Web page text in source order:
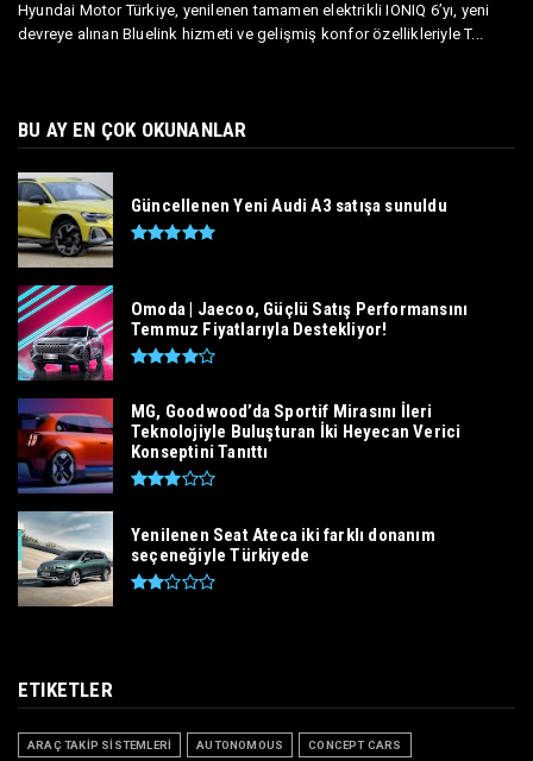
Hyundai Motor Türkiye, yenilenen tamamen elektrikli IONIQ 6’yı, yeni
devreye alınan Bluelink hizmeti ve gelişmiş konfor özellikleriyle T...
BU AY EN ÇOK OKUNANLAR
Güncellenen Yeni Audi A3 satışa sunuldu
Omoda | Jaecoo, Güçlü Satış Performansını
Temmuz Fiyatlarıyla Destekliyor!
MG, Goodwood’da Sportif Mirasını İleri
Teknolojiyle Buluşturan İki Heyecan Verici
Konseptini Tanıttı
Yenilenen Seat Ateca iki farklı donanım
seçeneğiyle Türkiyede
ETIKETLER
ARAÇ TAKİP SİSTEMLERİ AUTONOMOUS CONCEPT CARS